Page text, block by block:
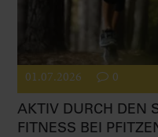
01.07.2026 0
AKTIV DURCH DEN
FITNESS BEI